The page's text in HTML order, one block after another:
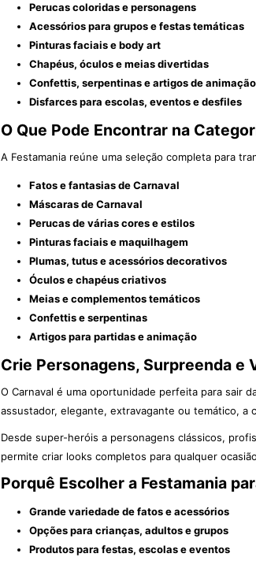
Perucas coloridas e personagens
Acessórios para grupos e festas temáticas
Pinturas faciais e body art
Chapéus, óculos e meias divertidas
Confettis, serpentinas e artigos de animação
Disfarces para escolas, eventos e desfiles
O Que Pode Encontrar na
A Festamania reúne uma seleção completa para
Fatos e fantasias de Carnaval
Máscaras de Carnaval
Perucas de várias cores e estilos
Pinturas faciais e maquilhagem
Plumas, tutus e acessórios decorativos
Óculos e chapéus criativos
Meias e complementos temáticos
Confettis e serpentinas
Artigos para partidas e animação
Crie Personagens, Surpreenda e
O Carnaval é uma oportunidade perfeita para sair
assustador, elegante, extravagante ou temático, a
Desde super-heróis a personagens clássicos,
permite criar looks completos para qualquer
Porquê Escolher a Festamania
Grande variedade de fatos e acessórios
Opções para crianças, adultos e grupos
Produtos para festas, escolas e eventos